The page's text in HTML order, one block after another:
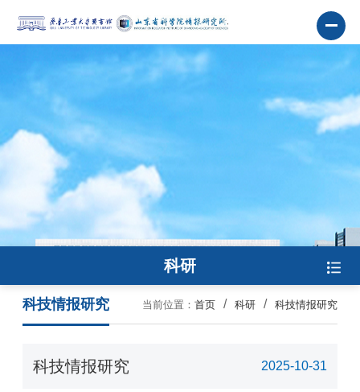
科研
当前位置：首页 科研 科技情报研究
科技情报研究
2025-10-31
科技情报研究